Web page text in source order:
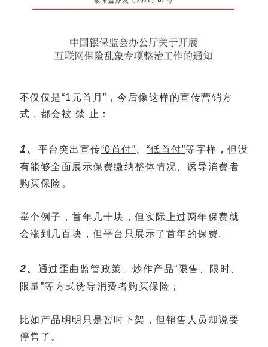
不仅仅是“1元首月”，今后像这样的宣传营销方
式，都会被 禁 止：
1、 平台突出宣传“0首付” “低首付”等字样，但没
有能够全面展示保费缴纳整体情况、诱导消费者
购买保险。
举个例子，首年几十块，但实际上过两年保费就
会涨到几百块，但平台只展示了首年的保费。
2、
通过歪曲监管政策、炒作产品“限售、限时、
限量”等方式诱导消费者购买保险；
比如产品明明只是暂时下架，但销售人员却说要
停售了。